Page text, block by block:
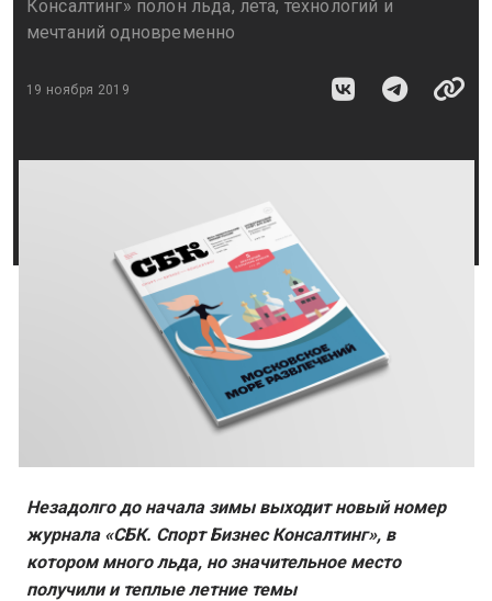
Консалтинг» полон льда, лета, технологий и
мечтаний одновременно
19 ноября 2019
Незадолго до начала зимы выходит новый номер
журнала «СБК. Спорт Бизнес Консалтинг», в
котором много льда, но значительное место
получили и теплые летние темы